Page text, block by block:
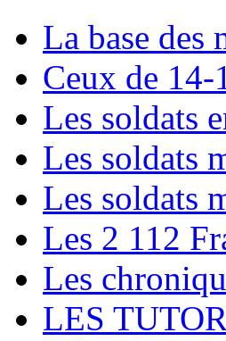
La base des
Ceux de 14-
Les soldats
Les soldats
Les soldats
Les 2 112
Les
LES